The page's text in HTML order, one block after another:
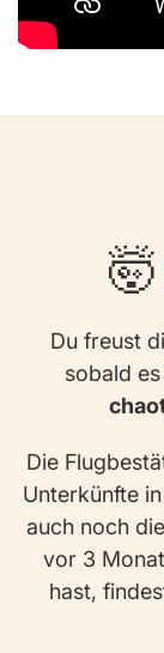
🤯
Du freust
sobald
Die
Unterkünfte
auch noch
vor 3
hast,